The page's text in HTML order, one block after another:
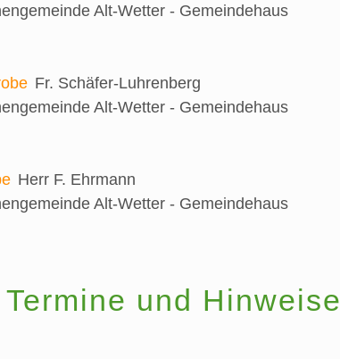
Alt-Wetter - Gemeindehaus
Fr. Schäfer-Luhrenberg
Alt-Wetter - Gemeindehaus
Herr F. Ehrmann
Alt-Wetter - Gemeindehaus
und Hinweise